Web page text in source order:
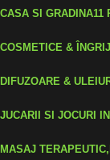
CASA SI GRADINA11
COSMETICE &
DIFUZOARE &
JUCARII SI JOCURI
MASAJ